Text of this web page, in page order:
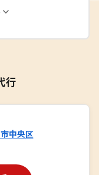
行
中央区